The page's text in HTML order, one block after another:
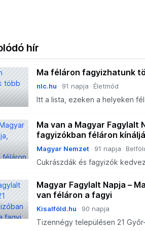
hír
Ma féláron fagyizhatunk
nlc.hu 91 napja Életmód
Itt a lista, ezeken a helyeken
Ma van a Magyar Fagylalt
fagyizókban féláron
Magyar Nemzet 91 napja
Cukrászdák és fagyizók
Magyar Fagylalt Napja –
van féláron a fagyi
Kisalföld.hu 90 napja
Tizennégy településen 21